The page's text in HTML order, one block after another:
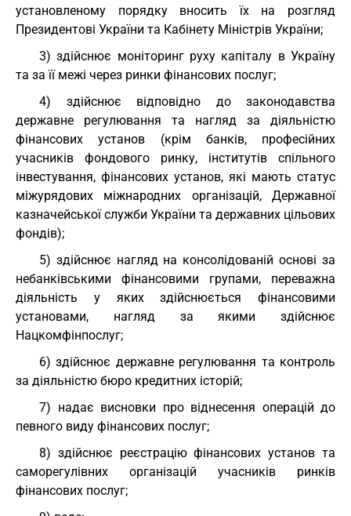
установленому порядку вносить їх на розгляд
Президентові України та Кабінету Міністрів України;
3) здійснює моніторинг руху капіталу в Україну
та за її межі через ринки фінансових послуг;
4) здійснює відповідно до законодавства
державне регулювання та нагляд за діяльністю
фінансових установ (крім банків, професійних
учасників фондового ринку, інститутів спільного
інвестування, фінансових установ, які мають статус
міжурядових міжнародних організацій, Державної
казначейської служби України та державних цільових
фондів);
5) здійснює нагляд на консолідованій основі за
небанківськими фінансовими групами, переважна
діяльність у яких здійснюється фінансовими
установами, нагляд за якими здійснює
Нацкомфінпослуг;
6) здійснює державне регулювання та контроль
за діяльністю бюро кредитних історій;
7) надає висновки про віднесення операцій до
певного виду фінансових послуг;
8) здійснює реєстрацію фінансових установ та
саморегулівних організацій учасників ринків
фінансових послуг;